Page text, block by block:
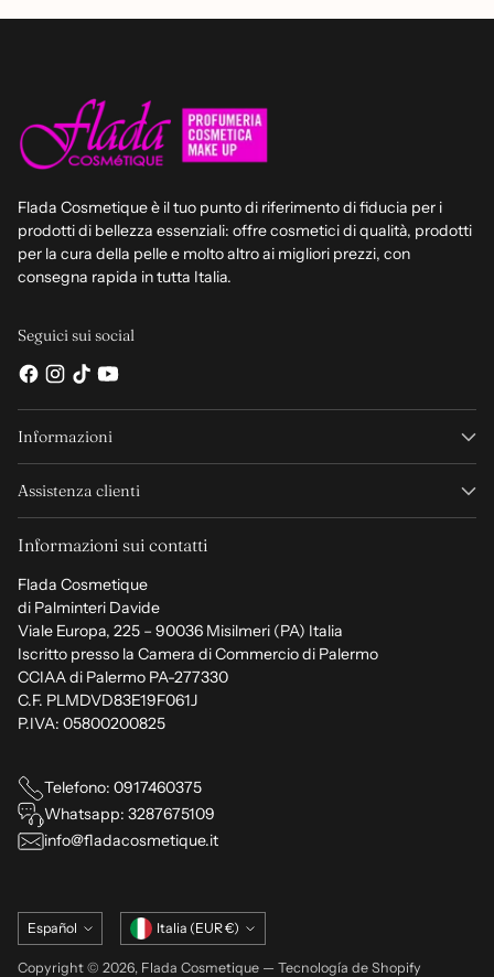
Flada Cosmetique è il tuo punto di riferimento di fiducia per i
prodotti di bellezza essenziali: offre cosmetici di qualità, prodotti
per la cura della pelle e molto altro ai migliori prezzi, con
consegna rapida in tutta Italia.
Seguici sui social
Informazioni
Assistenza clienti
Informazioni sui contatti
Flada Cosmetique
di Palminteri Davide
Viale Europa, 225 – 90036 Misilmeri (PA) Italia
Iscritto presso la Camera di Commercio di Palermo
CCIAA di Palermo PA-277330
C.F. PLMDVD83E19F061J
P.IVA: 05800200825
Telefono: 0917460375
Whatsapp: 3287675109
info@fladacosmetique.it
Idioma
Español moneda Italia (EUR €)
Copyright © 2026, Flada Cosmetique — Tecnología de Shopify